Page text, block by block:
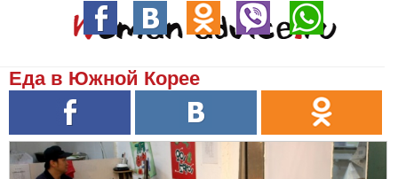
Еда в Южной Корее